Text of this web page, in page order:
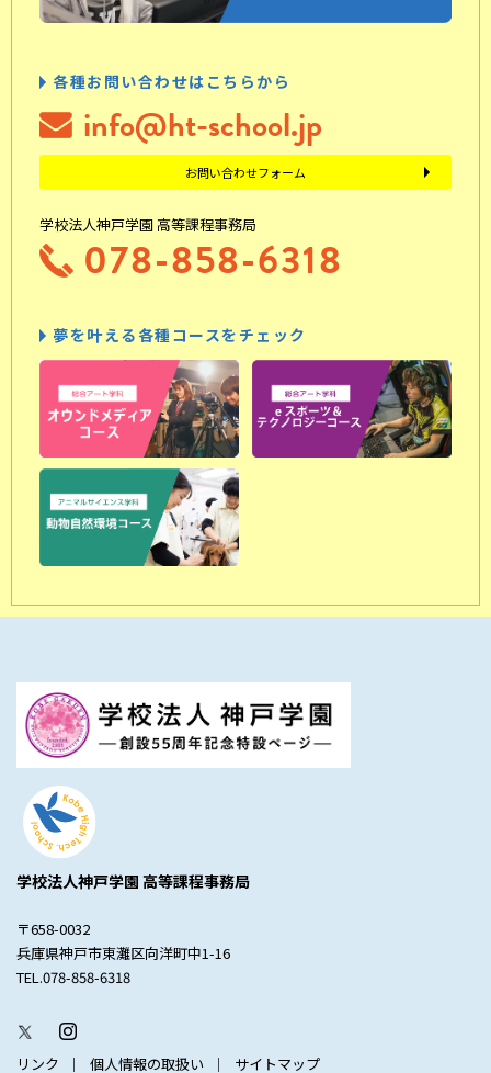
各種お問い合わせはこちらから
info@ht-school.jp
お問い合わせフォーム
学校法人神戸学園 高等課程事務局
078-858-6318
夢を叶える各種コースをチェック
学校法人神戸学園 高等課程事務局
〒658-0032
兵庫県神戸市東灘区向洋町中1-16
TEL.078-858-6318
リンク 個人情報の取扱い サイトマップ